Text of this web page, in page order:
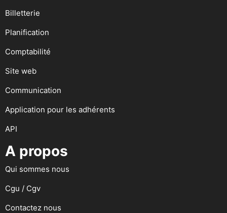
Billetterie
Planification
Comptabilité
Site web
Communication
Application pour les adhérents
API
A propos
Qui sommes nous
Cgu / Cgv
Contactez nous